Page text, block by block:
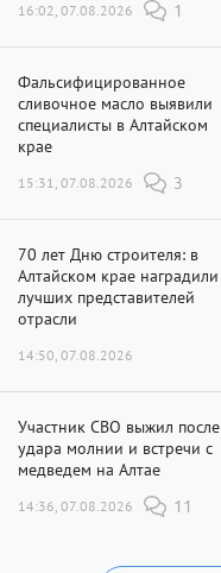
16:02, 07.08.2026 1
Фальсифицированное
сливочное масло выявили
специалисты в Алтайском
крае
15:31, 07.08.2026 3
70 лет Дню строителя: в
Алтайском крае наградили
лучших представителей
отрасли
14:50, 07.08.2026
Участник СВО выжил после
удара молнии и встречи с
медведем на Алтае
14:36, 07.08.2026 11